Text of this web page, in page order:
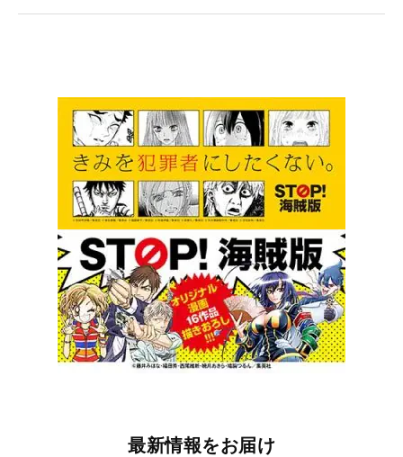
最新情報をお届け